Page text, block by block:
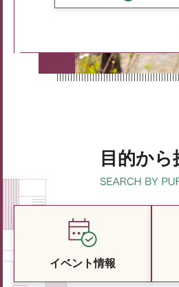
目的から
イベント情報